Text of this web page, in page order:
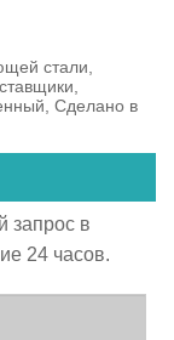
стали,
Сделано в
запрос в
24 часов.